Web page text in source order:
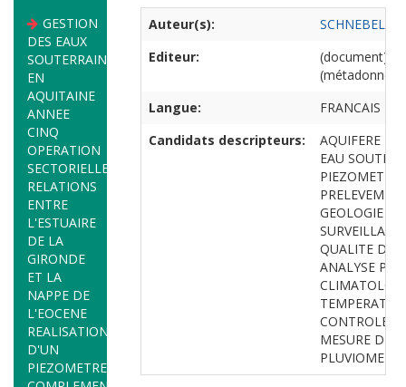
GESTION
DES EAUX
SOUTERRAINES
EN
AQUITAINE
ANNEE
CINQ
OPERATION
SECTORIELLE
RELATIONS
ENTRE
L'ESTUAIRE
DE LA
GIRONDE
ET LA
NAPPE DE
L'EOCENE
REALISATION
D'UN
PIEZOMETRE
Auteur(s):
Editeur:
(document)
Langue:
FRANCAIS
Candidats descripteurs:
AQUIFERE
EAU
PIEZOMETRIE
GEOLOGIE
QUALITE DE
ANALYSE
CONTROLE
MESURE DE